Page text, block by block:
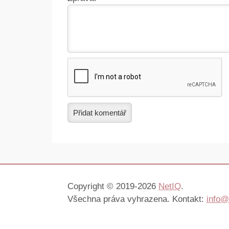
Přidat komentář
Copyright © 2019-2026 NetIQ.
Všechna práva vyhrazena. Kontakt: